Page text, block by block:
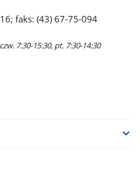
faks: (43) 67-75-094
7:30-15:30, pt. 7:30-14:30